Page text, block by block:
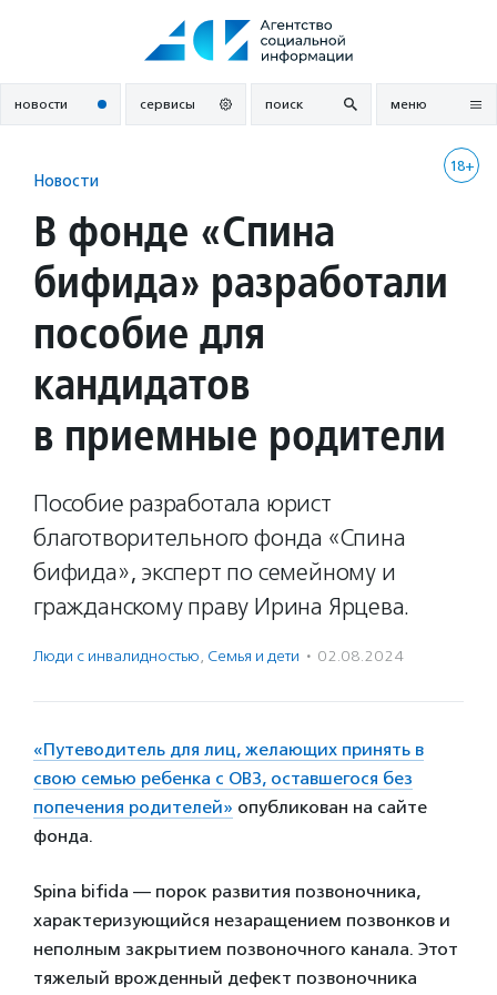
новости сервисы поиск меню
18+
Новости
В фонде «Спина
бифида» разработали
пособие для
кандидатов
в приемные родители
Пособие разработала юрист
благотворительного фонда «Спина
бифида», эксперт по семейному и
гражданскому праву Ирина Ярцева.
Люди с инвалидностью, Семья и дети · 02.08.2024
«Путеводитель для лиц, желающих принять в
свою семью ребенка с ОВЗ, оставшегося без
попечения родителей» опубликован на сайте
фонда.
Spina bifida — порок развития позвоночника,
характеризующийся незаращением позвонков и
неполным закрытием позвоночного канала. Этот
тяжелый врожденный дефект позвоночника